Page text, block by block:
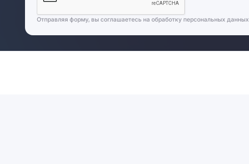
Отправляя форму, вы соглашаетесь на обработку персональных данных